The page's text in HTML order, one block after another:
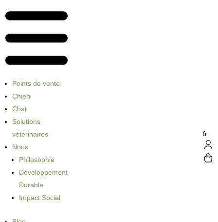
Points de vente
Chien
Chat
Solutions
vétérinaires
Nous
Philosophie
Développement
Durable
Impact Social
fr